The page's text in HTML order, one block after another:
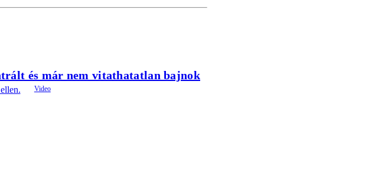
és már nem vitathatatlan bajnok